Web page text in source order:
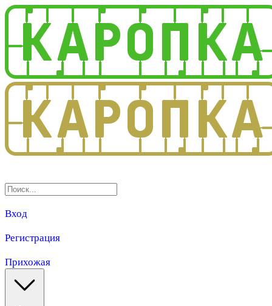
Вход
Регистрация
Прихожая